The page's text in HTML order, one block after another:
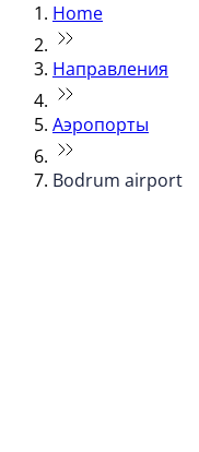
Home
Направления
Аэропорты
Bodrum airport